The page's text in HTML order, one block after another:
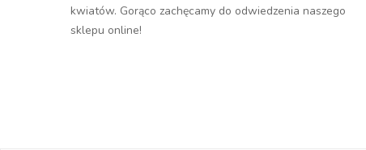
kwiatów. Gorąco zachęcamy do odwiedzenia naszego
sklepu online!